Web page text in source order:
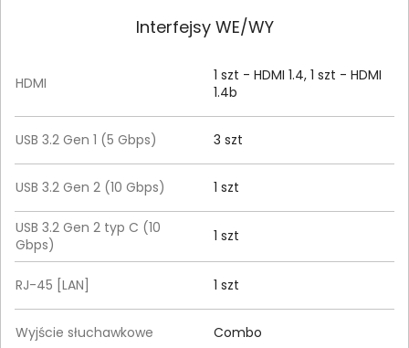
Interfejsy WE/WY
HDMI
1 szt - HDMI 1.4, 1 szt - HDMI
1.4b
USB 3.2 Gen 1 (5 Gbps) 3 szt
USB 3.2 Gen 2 (10 Gbps) 1 szt
USB 3.2 Gen 2 typ C (10
Gbps)
1 szt
RJ-45 [LAN] 1 szt
Wyjście słuchawkowe Combo